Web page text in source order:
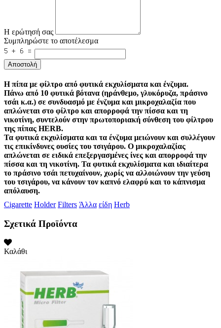
Η ερώτησή σας
Συμπληρώστε το αποτέλεσμα
Αποστολή
Η πίπα με φίλτρο από φυτικά εκχυλίσματα και ένζυμα.
Πάνω από 10 φυτικά βότανα (ηράνθεμο, γλυκόρυζα, πράσινο
τσάι κ.α.) σε συνδυασμό με ένζυμα και μικροχαλαζία που
απλώνεται στο φίλτρο και απορροφά την πίσσα και τη
νικοτίνη, συντελούν στην πρωτοποριακή σύνθεση του φίλτρου
της πίπας HERB.
Τα φυτικά εκχυλίσματα και τα ένζυμα μειώνουν και συλλέγουν
τις επικίνδυνες ουσίες του τσιγάρου. Ο μικροχαλαζίας
απλώνεται σε ειδικά επεξεργασμένες ίνες και απορροφά την
πίσσα και τη νικοτίνη. Τα φυτικά εκχυλίσματα και ιδιαίτερα
το πράσινο τσάι πετυχαίνουν, χωρίς να αλλοιώνουν την γεύση
του τσιγάρου, να κάνουν τον καπνό ελαφρύ και το κάπνισμα
απόλαυση.
Cigarette Holder Filters Άλλα είδη Herb
Σχετικά Προϊόντα
Καλάθι